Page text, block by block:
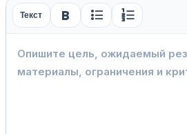
Текст format_bold format_list_bulleted format_list_numbered